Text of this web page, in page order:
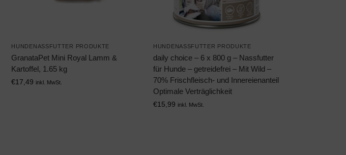
HUNDENASSFUTTER PRODUKTE
GranataPet Mini Royal Lamm &
Kartoffel, 1.65 kg
€17,49 inkl. MwSt.
HUNDENASSFUTTER PRODUKTE
daily choice – 6 x 800 g – Nassfutter
für Hunde – getreidefrei – Mit Wild –
70% Frischfleisch- und Innereienanteil
Optimale Verträglichkeit
€15,99 inkl. MwSt.